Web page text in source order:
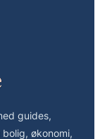
guides,
økonomi,